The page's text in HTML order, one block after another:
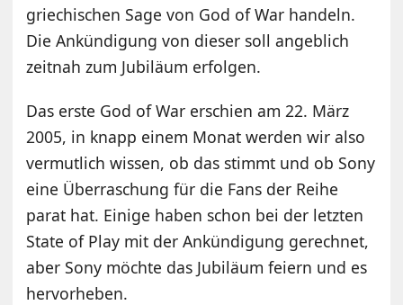
griechischen Sage von God of War handeln.
Die Ankündigung von dieser soll angeblich
zeitnah zum Jubiläum erfolgen.
Das erste God of War erschien am 22. März
2005, in knapp einem Monat werden wir also
vermutlich wissen, ob das stimmt und ob Sony
eine Überraschung für die Fans der Reihe
parat hat. Einige haben schon bei der letzten
State of Play mit der Ankündigung gerechnet,
aber Sony möchte das Jubiläum feiern und es
hervorheben.